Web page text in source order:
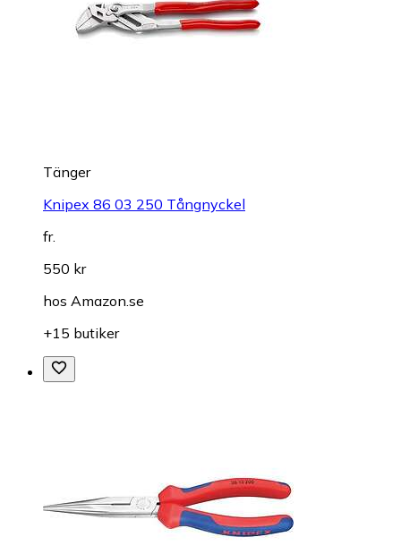
Tänger
Knipex 86 03 250 Tångnyckel
fr.
550 kr
hos Amazon.se
+15 butiker